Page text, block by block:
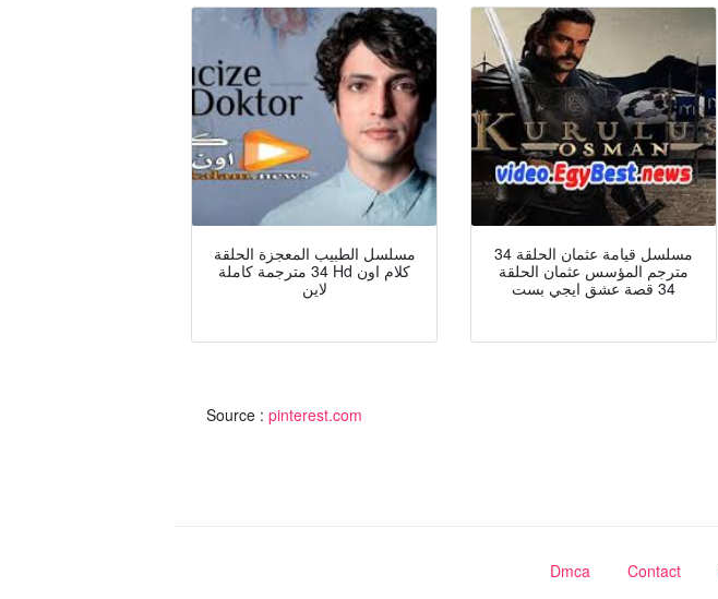
مسلسل الطبيب المعجزة الحلقة
34 مترجمة كاملة Hd كلام اون
لاين
مسلسل قيامة عثمان الحلقة 34
مترجم المؤسس عثمان الحلقة
34 قصة عشق ايجي بست
Source : pinterest.com
Dmca Contact